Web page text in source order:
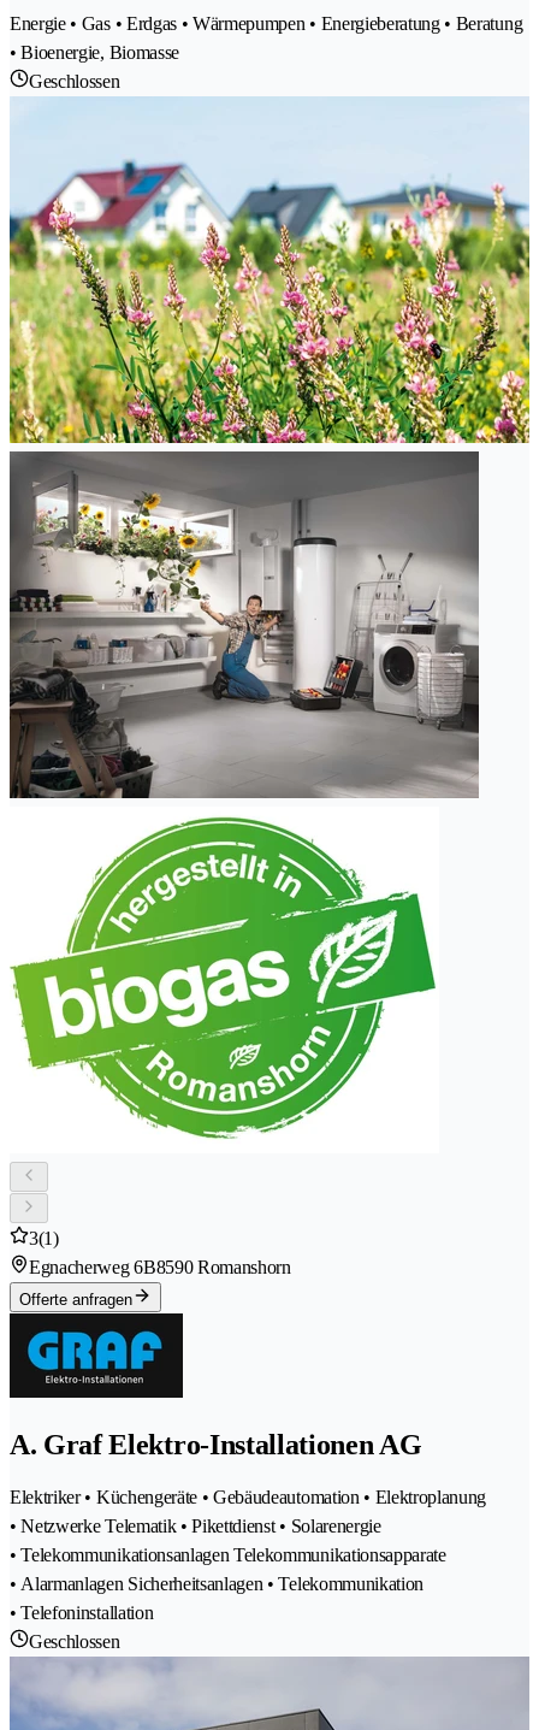
Energie • Gas • Erdgas • Wärmepumpen • Energieberatung • Beratung
• Bioenergie, Biomasse
Geschlossen
3(1)
Egnacherweg 6B8590 Romanshorn
Offerte anfragen
A. Graf Elektro-Installationen AG
Elektriker • Küchengeräte • Gebäudeautomation • Elektroplanung
• Netzwerke Telematik • Pikettdienst • Solarenergie
• Telekommunikationsanlagen Telekommunikationsapparate
• Alarmanlagen Sicherheitsanlagen • Telekommunikation
• Telefoninstallation
Geschlossen